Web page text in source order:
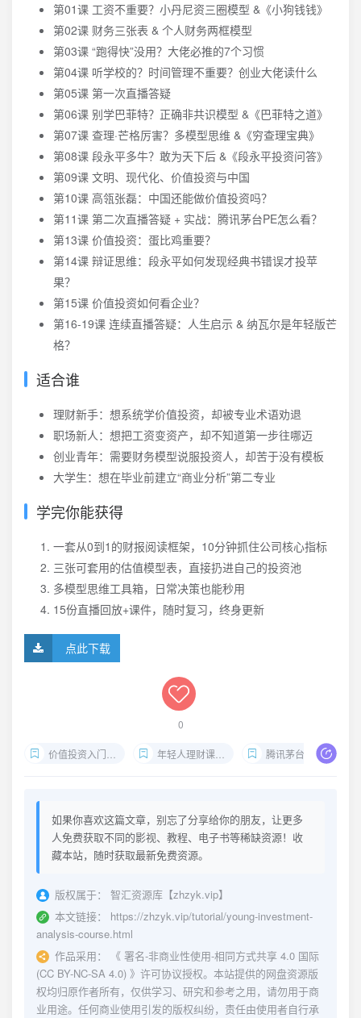
第01课 工资不重要？小丹尼资三圈模型 &《小狗钱钱》
第02课 财务三张表 & 个人财务两框模型
第03课 “跑得快”没用？大佬必推的7个习惯
第04课 听学校的？时间管理不重要？创业大佬读什么
第05课 第一次直播答疑
第06课 别学巴菲特？正确非共识模型 &《巴菲特之道》
第07课 查理·芒格厉害？多模型思维 &《穷查理宝典》
第08课 段永平多牛？敢为天下后 &《段永平投资问答》
第09课 文明、现代化、价值投资与中国
第10课 高瓴张磊：中国还能做价值投资吗？
第11课 第二次直播答疑 + 实战：腾讯茅台PE怎么看？
第13课 价值投资：蛋比鸡重要？
第14课 辩证思维：段永平如何发现经典书错误才投苹
果？
第15课 价值投资如何看企业？
第16-19课 连续直播答疑：人生启示 & 纳瓦尔是年轻版芒
格？
适合谁
理财新手：想系统学价值投资，却被专业术语劝退
职场新人：想把工资变资产，却不知道第一步往哪迈
创业青年：需要财务模型说服投资人，却苦于没有模板
大学生：想在毕业前建立“商业分析”第二专业
学完你能获得
一套从0到1的财报阅读框架，10分钟抓住公司核心指标
三张可套用的估值模型表，直接扔进自己的投资池
多模型思维工具箱，日常决策也能秒用
15份直播回放+课件，随时复习，终身更新
点此下载
0
价值投资入门教程 年轻人理财课网盘 腾讯茅台财务分析案例
如果你喜欢这篇文章，别忘了分享给你的朋友，让更多
人免费获取不同的影视、教程、电子书等稀缺资源！收
藏本站，随时获取最新免费资源。
版权属于：
智汇资源库【zhzyk.vip】
本文链接：
https://zhzyk.vip/tutorial/young-investment-
analysis-course.html
作品采用：
《 署名-非商业性使用-相同方式共享 4.0 国际
(CC BY-NC-SA 4.0) 》许可协议授权。本站提供的网盘资源版
权均归原作者所有，仅供学习、研究和参考之用，请勿用于商
业用途。任何商业使用引发的版权纠纷，责任由使用者自行承